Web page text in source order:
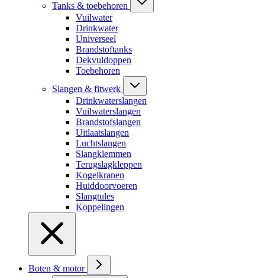
Tanks & toebehoren
Vuilwater
Drinkwater
Universeel
Brandstoftanks
Dekvuldoppen
Toebehoren
Slangen & fitwerk
Drinkwaterslangen
Vuilwaterslangen
Brandstofslangen
Uitlaatslangen
Luchtslangen
Slangklemmen
Terugslagkleppen
Kogelkranen
Huiddoorvoeren
Slangtules
Koppelingen
Boten & motor